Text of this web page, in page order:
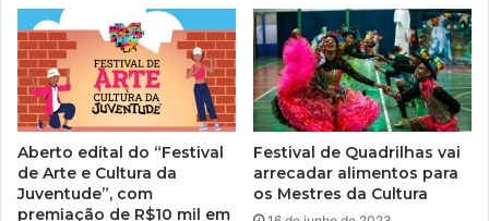
Aberto edital do “Festival
de Arte e Cultura da
Juventude”, com
premiação de R$10 mil em
Festival de Quadrilhas vai
arrecadar alimentos para
os Mestres da Cultura